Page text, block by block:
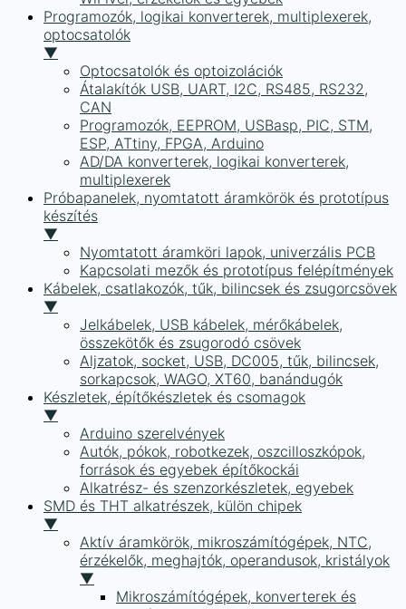
Programozók, logikai konverterek, multiplexerek,
optocsatolók
▼
Optocsatolók és optoizolációk
Átalakítók USB, UART, I2C, RS485, RS232,
CAN
Programozók, EEPROM, USBasp, PIC, STM,
ESP, ATtiny, FPGA, Arduino
AD/DA konverterek, logikai konverterek,
multiplexerek
Próbapanelek, nyomtatott áramkörök és prototípus
készítés
▼
Nyomtatott áramköri lapok, univerzális PCB
Kapcsolati mezők és prototípus felépítmények
Kábelek, csatlakozók, tűk, bilincsek és zsugorcsövek
▼
Jelkábelek, USB kábelek, mérőkábelek,
összekötők és zsugorodó csövek
Aljzatok, socket, USB, DC005, tűk, bilincsek,
sorkapcsok, WAGO, XT60, banándugók
Készletek, építőkészletek és csomagok
▼
Arduino szerelvények
Autók, pókok, robotkezek, oszcilloszkópok,
források és egyebek építőkockái
Alkatrész- és szenzorkészletek, egyebek
SMD és THT alkatrészek, külön chipek
▼
Aktív áramkörök, mikroszámítógépek, NTC,
érzékelők, meghajtók, operandusok, kristályok
▼
Mikroszámítógépek, konverterek és